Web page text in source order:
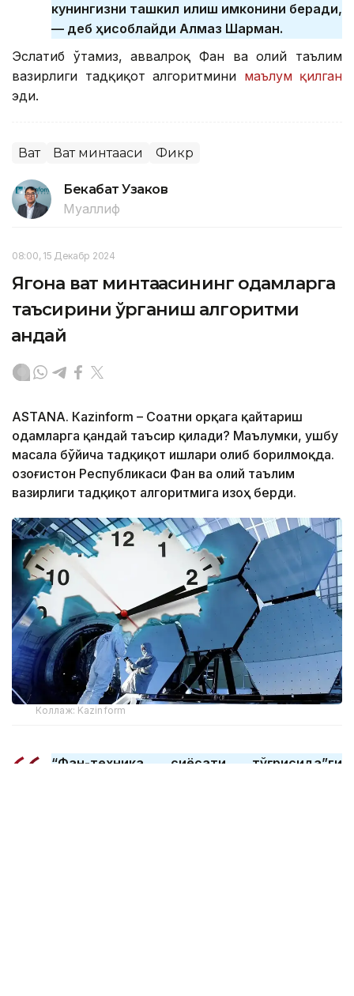
кунингизни ташкил қилиш имконини беради,
— деб ҳисоблайди Алмаз Шарман.
Эслатиб ўтамиз, аввалроқ Фан ва олий таълим
вазирлиги тадқиқот алгоритмини маълум қилган
эди.
Вақт Вақт минтақаси Фикр
Бекабат Узаков
Муаллиф
08:00, 15 Декабр 2024
Ягона вақт минтақасининг одамларга
таъсирини ўрганиш алгоритми
қандай
ASTANА. Кazinform – Соатни орқага қайтариш
одамларга қандай таъсир қилади? Маълумки, ушбу
масала бўйича тадқиқот ишлари олиб борилмоқда.
Қозоғистон Республикаси Фан ва олий таълим
вазирлиги тадқиқот алгоритмига изоҳ берди.
Коллаж: Kazinform
“Фан-техника сиёсати тўғрисида”ги